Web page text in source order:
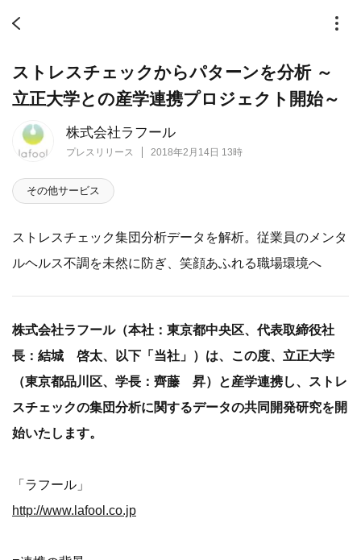
株式会社ラフール
プレスリリース 2018年2月14日 13時
ストレスチェックからパターンを分析 ～
立正大学との産学連携プロジェクト開始～
その他サービス
ストレスチェック集団分析データを解析。従業員のメンタ
ルヘルス不調を未然に防ぎ、笑顔あふれる職場環境へ
株式会社ラフール（本社：東京都中央区、代表取締役社
長：結城 啓太、以下「当社」）は、この度、立正大学
（東京都品川区、学長：齊藤 昇）と産学連携し、ストレ
スチェックの集団分析に関するデータの共同開発研究を開
始いたします。
「ラフール」
http://www.lafool.co.jp